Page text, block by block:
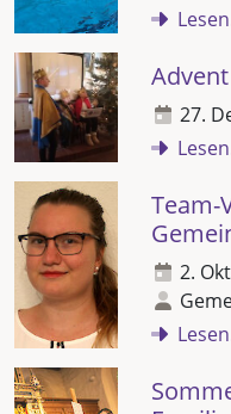
27.
Team-
2.